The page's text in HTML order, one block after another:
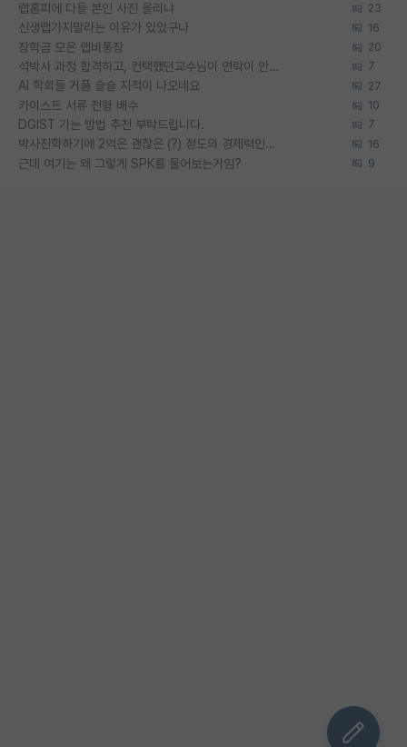
랩홈피에 다들 본인 사진 올리냐 23
신생랩가지말라는 이유가 있었구나 16
장학금 모은 랩비통장 20
석박사 과정 합격하고, 컨택했던교수님이 연락이 안됩니다... 7
AI 학회들 거품 슬슬 지적이 나오네요 27
카이스트 서류 전형 배수 10
DGIST 가는 방법 추천 부탁드립니다. 7
박사진학하기에 2억은 괜찮은 (?) 정도의 경제력인가요 16
근데 여기는 왜 그렇게 SPK를 물어보는거임? 9